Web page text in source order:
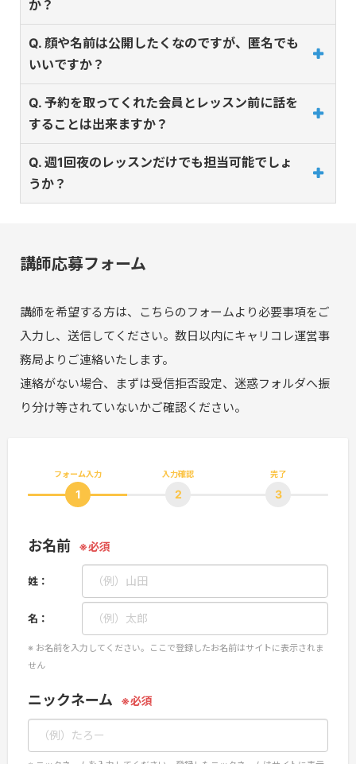
か？
Q. 顔や名前は公開したくなのですが、匿名でも
いいですか？
Q. 予約を取ってくれた会員とレッスン前に話を
することは出来ますか？
Q. 週1回夜のレッスンだけでも担当可能でしょ
うか？
講師応募フォーム
講師を希望する方は、こちらのフォームより必要事項をご
入力し、送信してください。数日以内にキャリコレ運営事
務局よりご連絡いたします。
連絡がない場合、まずは受信拒否設定、迷惑フォルダへ振
り分け等されていないかご確認ください。
フォーム入力
1
入力確認
2
完了
3
お名前
姓：
名：
お名前を入力してください。ここで登録したお名前はサイトに表示されま
せん
ニックネーム